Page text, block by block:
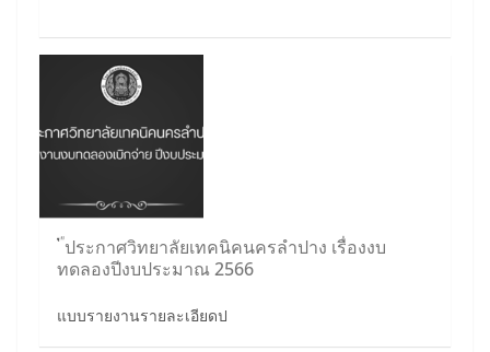
ประกาศวิทยาลัยเทคนิคนครลำปาง เรื่องงบ
ทดลองปีงบประมาณ 2566
แบบรายงานรายละเอียดป